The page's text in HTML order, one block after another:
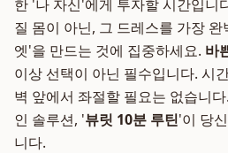
한 '나 자신'에게 투자할 시간입니
질 몸이 아닌, 그 드레스를 가장
엣'을 만드는 것에 집중하세요. 바
이상 선택이 아닌 필수입니다. 시
벽 앞에서 좌절할 필요는 없습니
인 솔루션, '뷰릿 10분 루틴'이 당
니다.